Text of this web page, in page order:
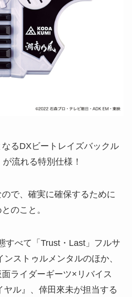
るDXビートレイズバックル
流れる特別仕様！
で、確実に確保するために
のこと。
すべて「Trust・Last」フルサ
ストゥルメンタルのほか、
ライダーギーツ×リバイス
ヤル』、倖田來未が担当する